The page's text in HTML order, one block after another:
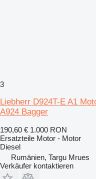
3
Liebherr D924T-E A1
A924 Bagger
190,60 € 1.000 RON
Ersatzteile Motor - Motor
Diesel
Rumänien, Targu Mrues
Verkäufer kontaktieren